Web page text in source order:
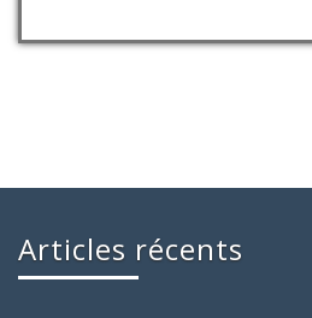
Articles récents